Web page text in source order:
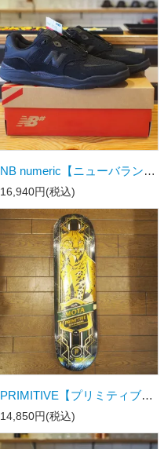
NB numeric【ニューバランス】スケートシューズ UN101CR 26.0cm
16,940円(税込)
PRIMITIVE【プリミティブ】スケートボードデッキ MOTA LYNX BLACK 8.25×31.85wb14
14,850円(税込)